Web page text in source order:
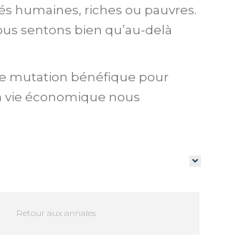
humaines, riches ou pauvres.
sentons bien qu’au-delà
mutation bénéfique pour
vie économique nous
Retour aux annales